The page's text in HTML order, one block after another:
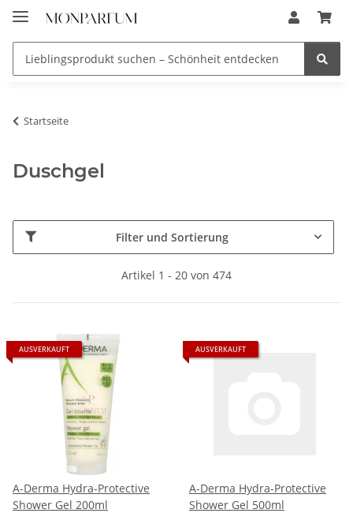
Startseite
Duschgel
Filter und Sortierung
Artikel 1 - 20 von 474
AUSVERKAUFT
A-Derma Hydra-Protective
Shower Gel 200ml
AUSVERKAUFT
A-Derma Hydra-Protective
Shower Gel 500ml